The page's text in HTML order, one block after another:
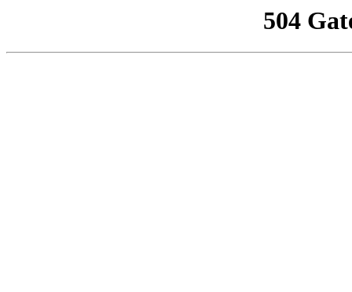
504